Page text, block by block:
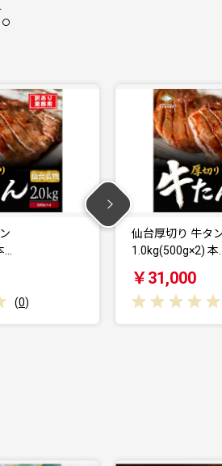
(0)
仙台厚切り 牛タ
塩味 肉厚…
￥18,500